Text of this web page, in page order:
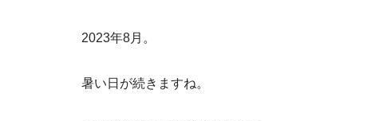
2023年8月。
暑い日が続きますね。